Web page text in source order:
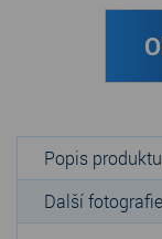
Popis produktu
Další fotografie